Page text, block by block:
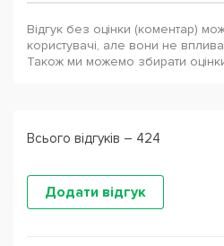
Відгук без оцінки (коментар)
користувачі, але вони не
Також ми можемо збирати
Всього відгуків – 424
Додати відгук